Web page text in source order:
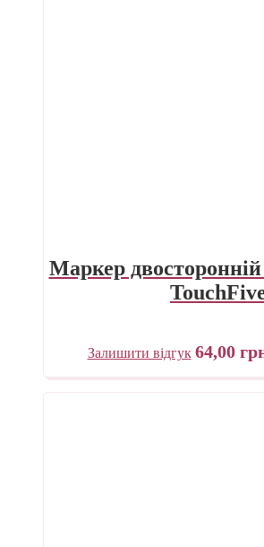
Маркер
Залишити відгук 64,00